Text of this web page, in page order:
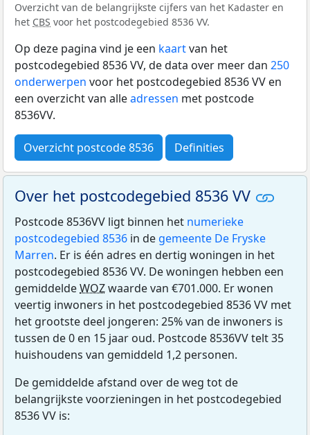
Overzicht van de belangrijkste cijfers van het Kadaster en
het CBS voor het postcodegebied 8536 VV.
Op deze pagina vind je een kaartvan het
postcodegebied 8536 VV, de data over meer dan 250
onderwerpen voor het postcodegebied 8536 VV en
een overzicht van alleadressen met postcode
8536VV.
Overzicht postcode 8536 Definities
Over het postcodegebied 8536 VV
Postcode 8536VV ligt binnen het numerieke
postcodegebied 8536 in de gemeente De Fryske
Marren. Er is één adres en dertig woningen in het
postcodegebied 8536 VV. De woningen hebben een
gemiddeldeWOZwaarde van €701.000. Er wonen
veertig inwoners in het postcodegebied 8536 VV met
het grootste deel jongeren: 25% van de inwoners is
tussen de 0 en 15 jaar oud. Postcode 8536VV telt 35
huishoudens van gemiddeld 1,2 personen.
De gemiddelde afstand over de weg tot de
belangrijkste voorzieningen in het postcodegebied
8536 VV is: